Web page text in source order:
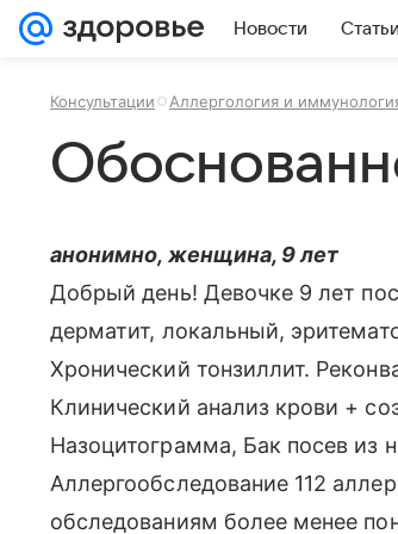
Новости Статьи
Консультации Аллергология и
анонимно, женщина, 9 лет
Добрый день! Девочке 9 лет
дерматит, локальный,
Хронический тонзиллит.
Клинический анализ крови +
Назоцитограмма, Бак посев из
Аллергообследование 112
обследованиям более менее